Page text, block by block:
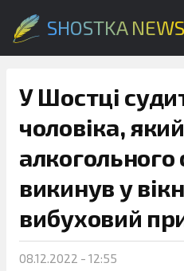
SHOSTKA NEWS
У Шостці
чоловіка,
алкогольного
викинув у
вибуховий
08.12.2022 - 12:55